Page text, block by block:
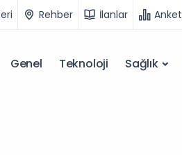
Rehber İlanlar Anket
Genel Teknoloji Sağlık